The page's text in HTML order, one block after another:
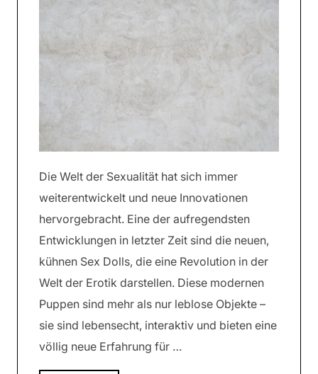
Die Welt der Sexualität hat sich immer
weiterentwickelt und neue Innovationen
hervorgebracht. Eine der aufregendsten
Entwicklungen in letzter Zeit sind die neuen,
kühnen Sex Dolls, die eine Revolution in der
Welt der Erotik darstellen. Diese modernen
Puppen sind mehr als nur leblose Objekte –
sie sind lebensecht, interaktiv und bieten eine
völlig neue Erfahrung für …